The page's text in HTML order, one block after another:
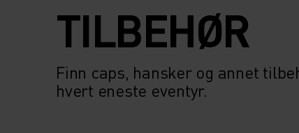
TILBEHØR
Finn caps, hansker og annet
hvert eneste eventyr.